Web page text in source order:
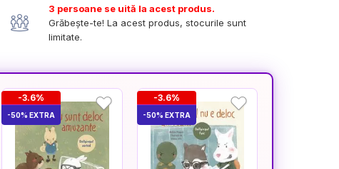
3 persoane se uită la acest produs.
Grăbește-te! La acest produs, stocurile sunt
limitate.
-3.6%
-50% EXTRA
-3.6%
-50% EXTRA